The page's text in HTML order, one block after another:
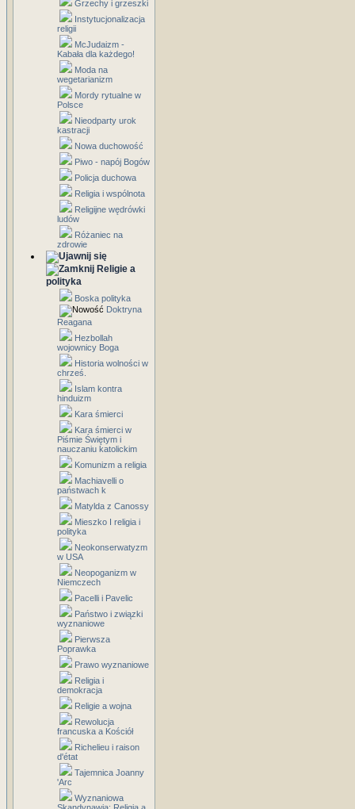
Grzechy i grzeszki
Instytucjonalizacja
religii
McJudaizm -
Kabała dla każdego!
Moda na
wegetarianizm
Mordy rytualne w
Polsce
Nieodparty urok
kastracji
Nowa duchowość
Piwo - napój Bogów
Policja duchowa
Religia i wspólnota
Religijne wędrówki
ludów
Różaniec na
zdrowie
Religie a
polityka
Boska polityka
Doktryna
Reagana
Hezbollah
wojownicy Boga
Historia wolności w
chrześ.
Islam kontra
hinduizm
Kara śmierci
Kara śmierci w
Piśmie Świętym i
nauczaniu katolickim
Komunizm a religia
Machiavelli o
państwach k
Matylda z Canossy
Mieszko I religia i
polityka
Neokonserwatyzm
w USA
Neopoganizm w
Niemczech
Pacelli i Pavelic
Państwo i związki
wyznaniowe
Pierwsza
Poprawka
Prawo wyznaniowe
Religia i
demokracja
Religie a wojna
Rewolucja
francuska a Kościół
Richelieu i raison
d'état
Tajemnica Joanny
'Arc
Wyznaniowa